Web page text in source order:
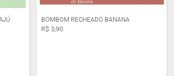
BOMBOM RECHEADO BANANA
R$ 3,90